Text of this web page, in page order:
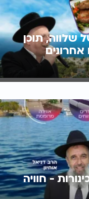
שלווה, תוכן
אחרונים
- חוויה